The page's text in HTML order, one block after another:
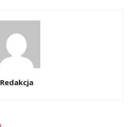
Redakcja